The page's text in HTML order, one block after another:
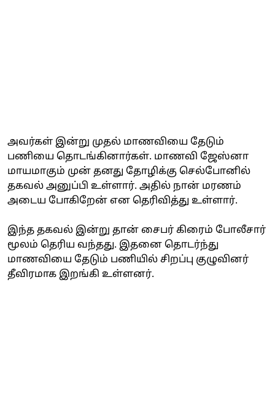
அவர்கள் இன்று முதல் மாணவியை தேடும்
பணியை தொடங்கினார்கள். மாணவி ஜேஸ்னா
மாயமாகும் முன் தனது தோழிக்கு செல்போனில்
தகவல் அனுப்பி உள்ளார். அதில் நான் மரணம்
அடைய போகிறேன் என தெரிவித்து உள்ளார்.
இந்த தகவல் இன்று தான் சைபர் கிரைம் போலீசார்
மூலம் தெரிய வந்தது. இதனை தொடர்ந்து
மாணவியை தேடும் பணியில் சிறப்பு குழுவினர்
தீவிரமாக இறங்கி உள்ளனர்.